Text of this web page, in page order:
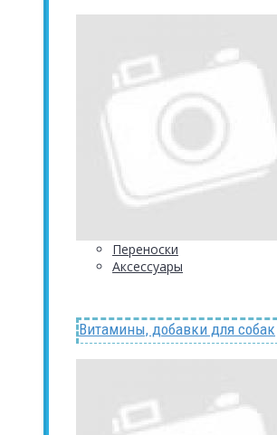
Переноски
Аксессуары
Витамины, добавки для собак